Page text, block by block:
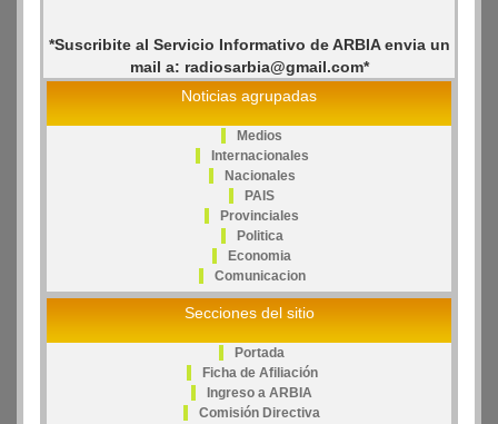
*Suscribite al Servicio Informativo de ARBIA envia un
mail a: radiosarbia@gmail.com*
Noticias agrupadas
Medios
Internacionales
Nacionales
PAIS
Provinciales
Politica
Economia
Comunicacion
Secciones del sitio
Portada
Ficha de Afiliación
Ingreso a ARBIA
Comisión Directiva